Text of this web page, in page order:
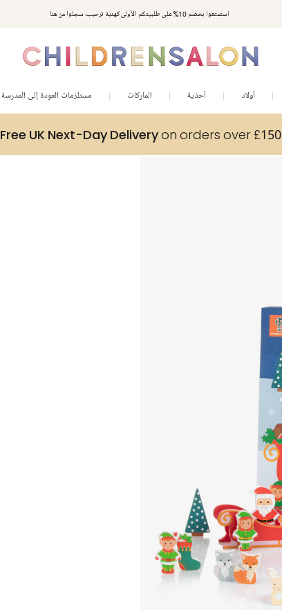
استمتعوا بخصم 10% على طلبيتكم الأولى كهدية ترحيب. سجلوا من هنا
أولاد أحذية الماركات مستلزمات العودة إلى المدرسة
Free UK Next-Day Deliveryon orders over £150